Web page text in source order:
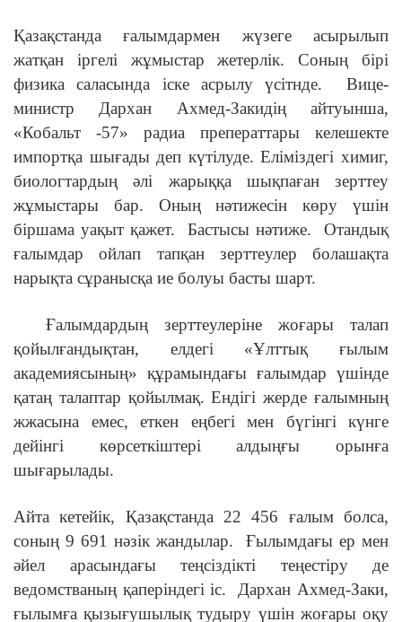
Қазақстанда ғалымдармен жүзеге асырылып
жатқан іргелі жұмыстар жетерлік. Соның бірі
физика саласында іске асрылу үсітнде.
Вице-
министр Дархан Ахмед-Закидің айтуынша,
«Кобальт -57» радиа преператтары келешекте
импортқа шығады деп күтілуде. Еліміздегі химиг,
биологтардың әлі жарыққа шықпаған зерттеу
жұмыстары бар. Оның нәтижесін көру үшін
біршама уақыт қажет.
Бастысы нәтиже.
Отандық
ғалымдар ойлап тапқан зерттеулер болашақта
нарықта сұранысқа ие болуы басты шарт.
Ғалымдардың зерттеулеріне жоғары талап
қойылғандықтан, елдегі «Ұлттық ғылым
академиясының» құрамындағы ғалымдар үшінде
қатаң талаптар қойылмақ. Ендігі жерде ғалымның
жжасына емес, еткен еңбегі мен бүгінгі күнге
дейінгі көрсеткіштері алдыңғы орынға
шығарылады.
Айта кетейік, Қазақстанда 22 456 ғалым болса,
соның 9 691 нәзік жандылар.
Ғылымдағы ер мен
әйел арасындағы теңсіздікті теңестіру де
ведомстваның қаперіндегі іс.
Дархан Ахмед-Заки,
ғылымға қызығушылық тудыру үшін жоғары оқу